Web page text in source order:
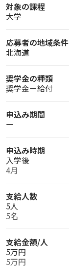
対象の課程
大学
応募者の地域条件
北海道
奨学金の種類
奨学金ー給付
申込み期間
ー
申込み時期
入学後
4月
支給人数
5人
5名
支給金額/人
5万円
5万円